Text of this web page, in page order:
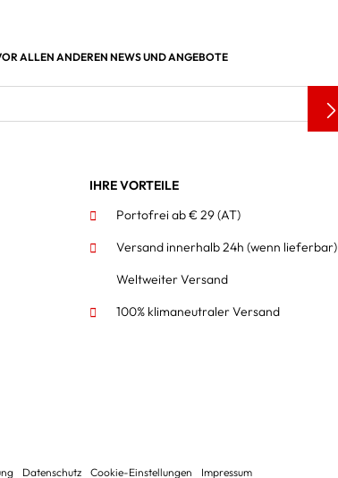
ALLEN ANDEREN NEWS UND ANGEBOTE
IHRE VORTEILE
Portofrei ab € 29 (AT)
Versand innerhalb 24h (wenn lieferbar)
Weltweiter Versand
100% klimaneutraler Versand
Datenschutz Cookie-Einstellungen Impressum